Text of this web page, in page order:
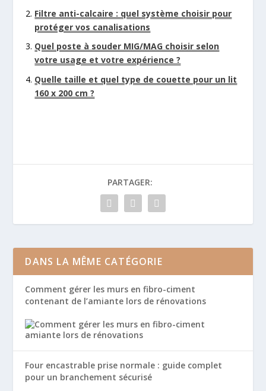
Filtre anti-calcaire : quel système choisir pour
protéger vos canalisations
Quel poste à souder MIG/MAG choisir selon
votre usage et votre expérience ?
Quelle taille et quel type de couette pour un lit
160 x 200 cm ?
PARTAGER:
DANS LA MÊME CATÉGORIE
Comment gérer les murs en fibro-ciment
contenant de l’amiante lors de rénovations
Four encastrable prise normale : guide complet
pour un branchement sécurisé